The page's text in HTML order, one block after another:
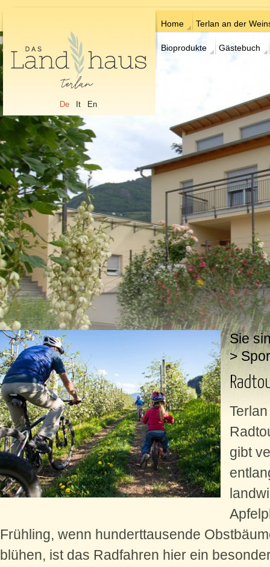
De It En
Home Terlan an der
Bioprodukte Gästebuch
Sie
>
gibt
Frühling, wenn hunderttausende
blühen, ist das Radfahren hier ein